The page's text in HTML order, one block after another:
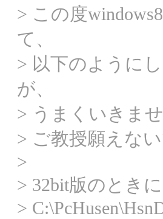
> この度
て、
> 以下のように
が、
> うまくいきま
> ご教授願えな
>
> 32bit版のとき
>